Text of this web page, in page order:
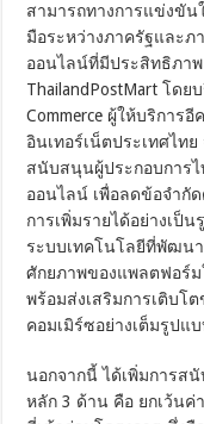
สามารถทางการแข่งขัน
มือระหว่างภาครัฐและภ
ออนไลน์ที่มีประสิทธิภา
ThailandPostMart โด
Commerce ผู้ให้บริการ
อินเทอร์เน็ตประเทศไท
สนับสนุนผู้ประกอบการ
ออนไลน์ เพื่อลดข้อจำกั
การเพิ่มรายได้อย่างเป็
ระบบเทคโนโลยีที่พัฒน
ศักยภาพของแพลตฟอร์ม
พร้อมส่งเสริมการเติบโ
คอมเมิร์ซอย่างเต็มรูปแ
นอกจากนี้ ได้เพิ่มการส
หลัก 3 ด้าน คือ ยกเว้นค่